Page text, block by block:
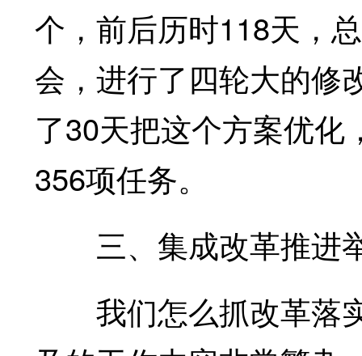
个，前后历时118天，
会，进行了四轮大的修
了30天把这个方案优
356项任务。
三、集成改革推进
我们怎么抓改革落